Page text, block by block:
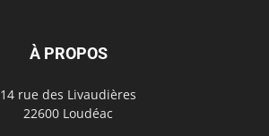
À PROPOS
14 rue des Livaudières
22600 Loudéac